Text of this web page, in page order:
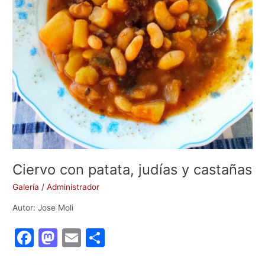
Ciervo con patata, judías y castañas
Galería /Administrador
Autor: Jose Moli
F
M E